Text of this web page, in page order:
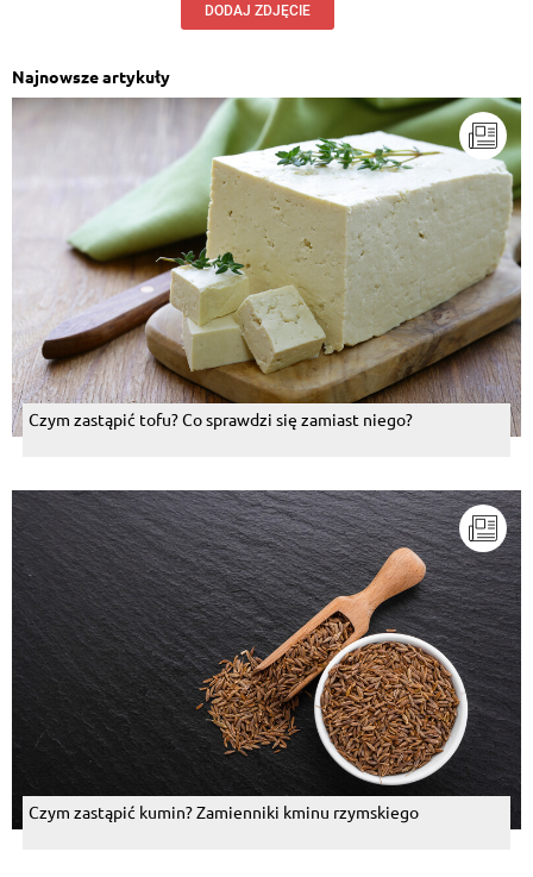
DODAJ ZDJĘCIE
Najnowsze artykuły
Czym zastąpić tofu? Co sprawdzi się zamiast niego?
Czym zastąpić kumin? Zamienniki kminu rzymskiego